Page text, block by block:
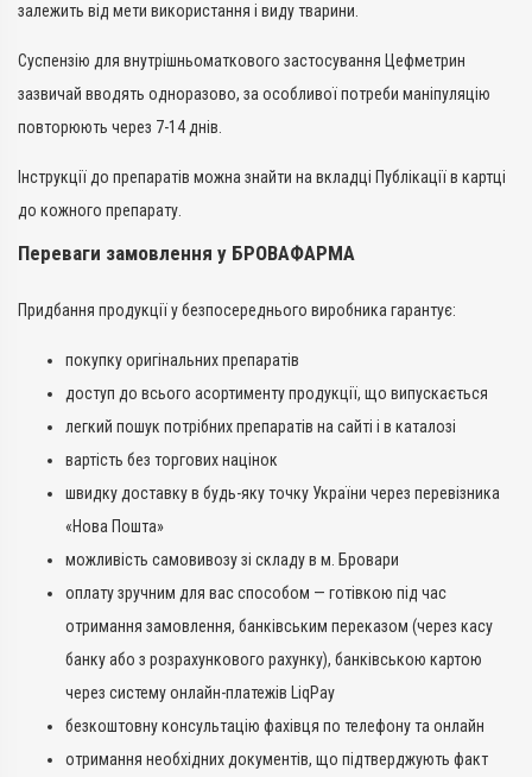
залежить від мети використання і виду тварини.
Суспензію для внутрішньоматкового застосування Цефметрин
зазвичай вводять одноразово, за особливої потреби маніпуляцію
повторюють через 7-14 днів.
Інструкції до препаратів можна знайти на вкладці Публікації в картці
до кожного препарату.
Переваги замовлення у БРОВАФАРМА
Придбання продукції у безпосереднього виробника гарантує:
покупку оригінальних препаратів
доступ до всього асортименту продукції, що випускається
легкий пошук потрібних препаратів на сайті і в каталозі
вартість без торгових націнок
швидку доставку в будь-яку точку України через перевізника
«Нова Пошта»
можливість самовивозу зі складу в м. Бровари
оплату зручним для вас способом — готівкою під час
отримання замовлення, банківським переказом (через касу
банку або з розрахункового рахунку), банківською картою
через систему онлайн-платежів LiqPay
безкоштовну консультацію фахівця по телефону та онлайн
отримання необхідних документів, що підтверджують факт